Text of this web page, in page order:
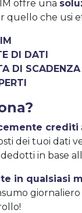
offre una
quello che usi
DI DATI
DI SCADENZA
crediti
dei tuoi dati
in base
in qualsiasi